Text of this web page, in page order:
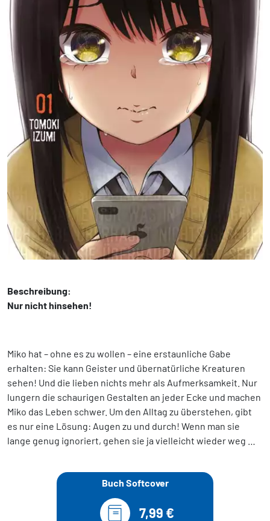
Beschreibung:
Nur nicht hinsehen!
Miko hat – ohne es zu wollen – eine erstaunliche Gabe
erhalten: Sie kann Geister und übernatürliche Kreaturen
sehen! Und die lieben nichts mehr als Aufmerksamkeit. Nur
lungern die schaurigen Gestalten an jeder Ecke und machen
Miko das Leben schwer. Um den Alltag zu überstehen, gibt
es nur eine Lösung: Augen zu und durch! Wenn man sie
lange genug ignoriert, gehen sie ja vielleicht wieder weg …
Buch Softcover
7,99 €